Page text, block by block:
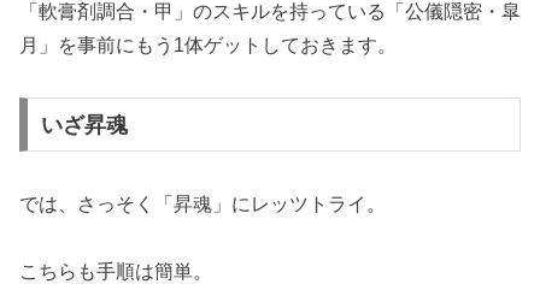
「軟膏剤調合・甲」のスキルを持っている「公儀隠密・皐
月」を事前にもう1体ゲットしておきます。
いざ昇魂
では、さっそく「昇魂」にレッツトライ。
こちらも手順は簡単。